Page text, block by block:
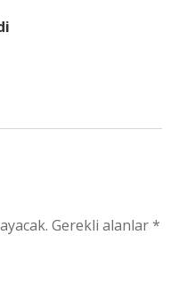
Gerekli alanlar*